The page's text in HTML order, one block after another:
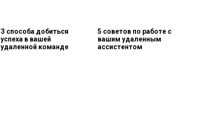
З способа добиться
успеха в вашей
удаленной команде
5 советов по работе с
вашим удаленным
ассистентом